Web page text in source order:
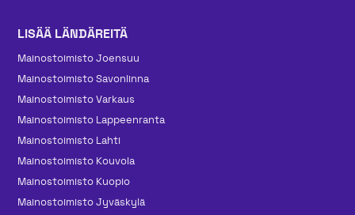
LISÄÄ LÄNDÄREITÄ
Mainos­toimisto Joensuu
Mainos­toimisto Savonlinna
Mainos­toimisto Varkaus
Mainos­toimisto Lappeenranta
Mainos­toimisto Lahti
Mainos­toimisto Kouvola
Mainos­toimisto Kuopio
Mainos­toimisto Jyväskylä